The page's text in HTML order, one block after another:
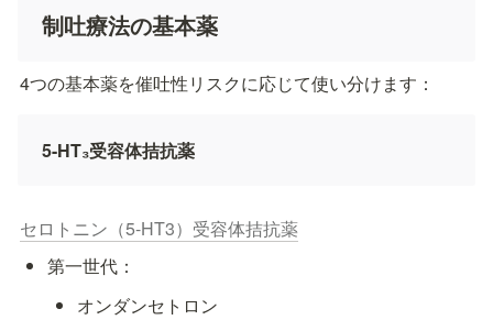
制吐療法の基本薬
4つの基本薬を催吐性リスクに応じて使い分けます：
5-HT₃受容体拮抗薬
セロトニン（5-HT3）受容体拮抗薬
第一世代：
オンダンセトロン